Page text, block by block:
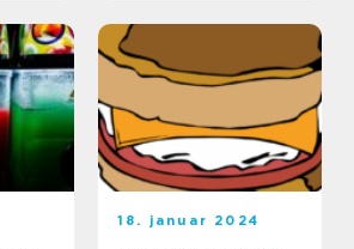
18. januar 2024